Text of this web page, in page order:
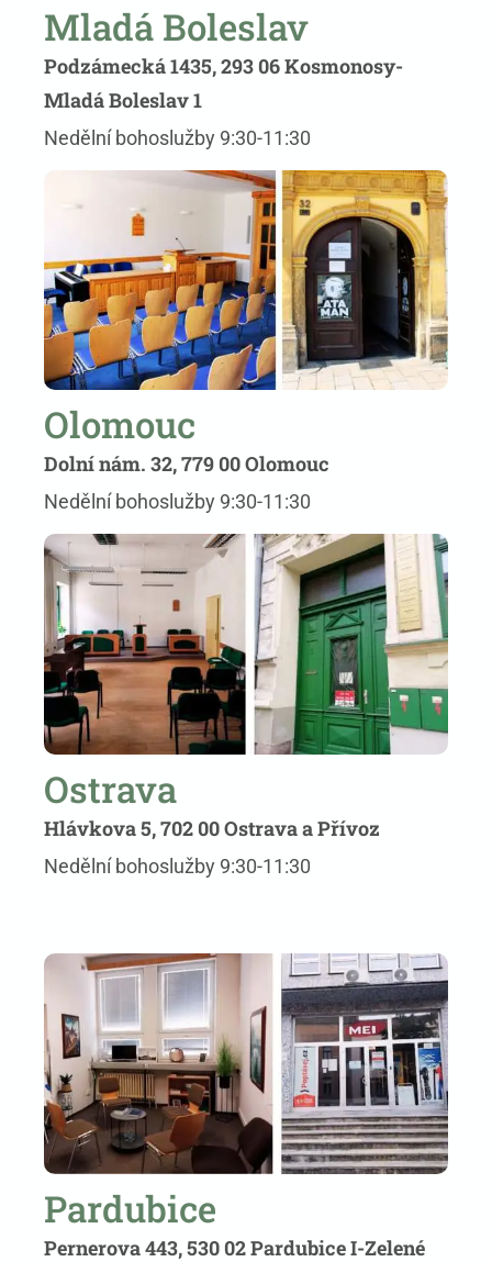
Mladá Boleslav
Podzámecká 1435, 293 06 Kosmonosy-
Mladá Boleslav 1
Nedělní bohoslužby 9:30-11:30
Olomouc
Dolní nám. 32, 779 00 Olomouc
Nedělní bohoslužby 9:30-11:30
Ostrava
Hlávkova 5, 702 00 Ostrava a Přívoz
Nedělní bohoslužby 9:30-11:30
Pardubice
Pernerova 443, 530 02 Pardubice I-Zelené